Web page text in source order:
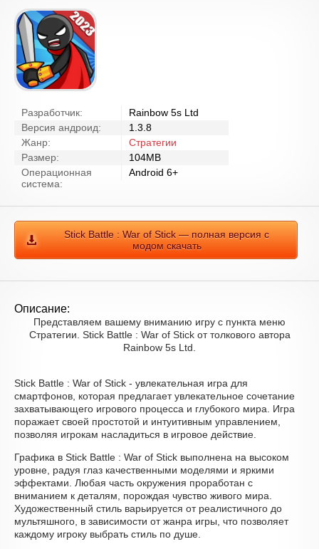
Разработчик:
Rainbow 5s Ltd
Версия андроид:
1.3.8
Жанр:
Стратегии
Размер:
104MB
Операционная
система:
Android 6+
Stick Battle : War of Stick — полная версия с
модом скачать
Описание:
Представляем вашему вниманию игру с пункта меню
Стратегии. Stick Battle : War of Stick от толкового автора
Rainbow 5s Ltd.
Stick Battle : War of Stick - увлекательная игра для
смартфонов, которая предлагает увлекательное сочетание
захватывающего игрового процесса и глубокого мира. Игра
поражает своей простотой и интуитивным управлением,
позволяя игрокам насладиться в игровое действие.
Графика в Stick Battle : War of Stick выполнена на высоком
уровне, радуя глаз качественными моделями и яркими
эффектами. Любая часть окружения проработан с
вниманием к деталям, порождая чувство живого мира.
Художественный стиль варьируется от реалистичного до
мультяшного, в зависимости от жанра игры, что позволяет
каждому игроку выбрать стиль по душе.